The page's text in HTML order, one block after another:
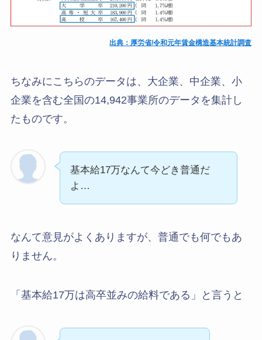
出典：厚労省/令和元年賃金構造基本統計調査
ちなみにこちらのデータは、大企業、中企業、小
企業を含む全国の14,942事業所のデータを集計し
たものです。
基本給17万なんて今どき普通だ
よ…
なんて意見がよくありますが、普通でも何でもあ
りません。
「基本給17万は高卒並みの給料である」と言うと